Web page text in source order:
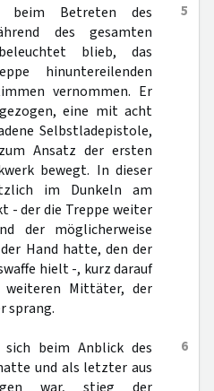
5
beim Betreten des
des gesamten
blieb, das
hinuntereilenden
vernommen. Er
eine mit acht
Selbstladepistole,
Ansatz der ersten
bewegt. In dieser
im Dunkeln am
- der die Treppe weiter
der möglicherweise
Hand hatte, den der
hielt -, kurz darauf
weiteren Mittäter, der
sprang.
6
beim Anblick des
und als letzter aus